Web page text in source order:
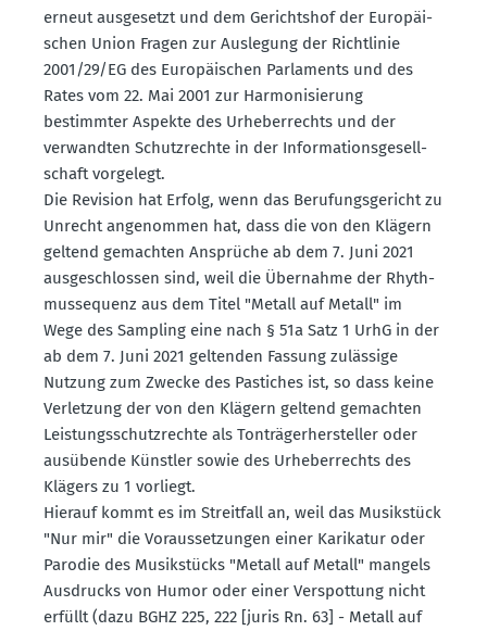
erneut ausge­setzt und dem Gerichtshof der Europäi­
schen Union Fragen zur Auslegung der Richt­linie
2001/29/EG des Europäi­schen Parla­ments und des
Rates vom 22. Mai 2001 zur Harmo­ni­sierung
bestimmter Aspekte des Urheber­rechts und der
verwandten Schutz­rechte in der Infor­ma­ti­ons­ge­sell­
schaft vorgelegt.
Die Revision hat Erfolg, wenn das Berufungs­ge­richt zu
Unrecht angenommen hat, dass die von den Klägern
geltend gemachten Ansprüche ab dem 7. Juni 2021
ausge­schlossen sind, weil die Übernahme der Rhyth­
mus­se­quenz aus dem Titel "Metall auf Metall" im
Wege des Sampling eine nach § 51a Satz 1 UrhG in der
ab dem 7. Juni 2021 geltenden Fassung zulässige
Nutzung zum Zwecke des Pastiches ist, so dass keine
Verletzung der von den Klägern geltend gemachten
Leistungs­schutz­rechte als Tonträ­ger­her­steller oder
ausübende Künstler sowie des Urheber­rechts des
Klägers zu 1 vorliegt.
Hierauf kommt es im Streitfall an, weil das Musik­stück
"Nur mir" die Voraus­set­zungen einer Karikatur oder
Parodie des Musik­stücks "Metall auf Metall" mangels
Ausdrucks von Humor oder einer Verspottung nicht
erfüllt (dazu BGHZ 225, 222 [juris Rn. 63] - Metall auf